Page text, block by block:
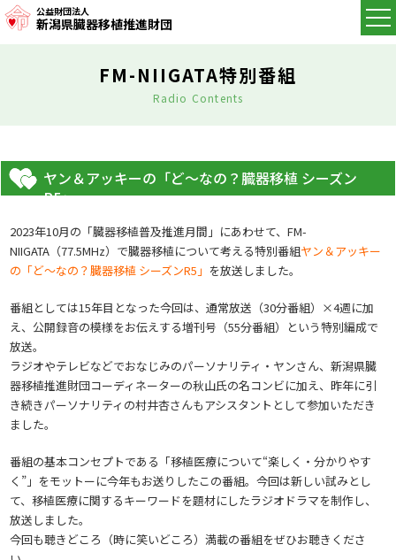
公益財団法人
新潟県臓器移植推進財団
FM-NIIGATA特別番組
Radio Contents
ヤン＆アッキーの「ど～なの？臓器移植 シーズン
R5」
2023年10月の「臓器移植普及推進月間」にあわせて、FM-
NIIGATA（77.5MHz）で臓器移植について考える特別番組ヤン＆アッキー
の「ど～なの？臓器移植 シーズンR5」 を放送しました。
番組としては15年目となった今回は、通常放送（30分番組）×4週に加
え、公開録音の模様をお伝えする増刊号（55分番組）という特別編成で
放送。
ラジオやテレビなどでおなじみのパーソナリティ・ヤンさん、新潟県臓
器移植推進財団コーディネーターの秋山氏の名コンビに加え、昨年に引
き続きパーソナリティの村井杏さんもアシスタントとして参加いただき
ました。
番組の基本コンセプトである「移植医療について“楽しく・分かりやす
く”」をモットーに今年もお送りしたこの番組。今回は新しい試みとし
て、移植医療に関するキーワードを題材にしたラジオドラマを制作し、
放送しました。
今回も聴きどころ（時に笑いどころ）満載の番組をぜひお聴きくださ